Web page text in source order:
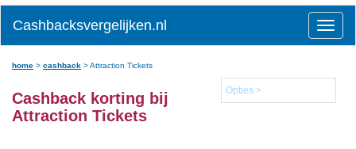
Toggle
Cashbacksvergelijken.nl
home > cashback >Attraction Tickets
Opties >
Cashback korting bij
Attraction Tickets